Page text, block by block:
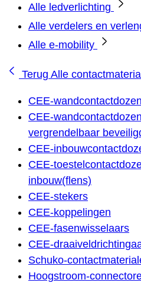
Alle ledverlichting
Alle verdelers en
Alle e-mobility
Terug Alle
CEE-wandcontactdozen
CEE-
vergrendelbaar
CEE-
CEE-
inbouw(flens)
CEE-stekers
CEE-koppelingen
CEE-fasenwisselaars
CEE-
Schuko-
Hoogstroom-